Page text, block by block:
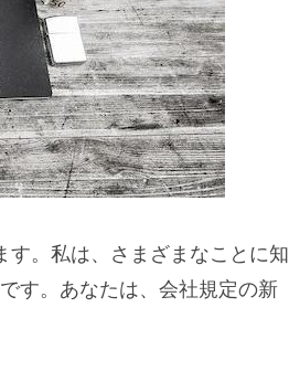
。私は、さまざまなことに知
す。あなたは、会社規定の新